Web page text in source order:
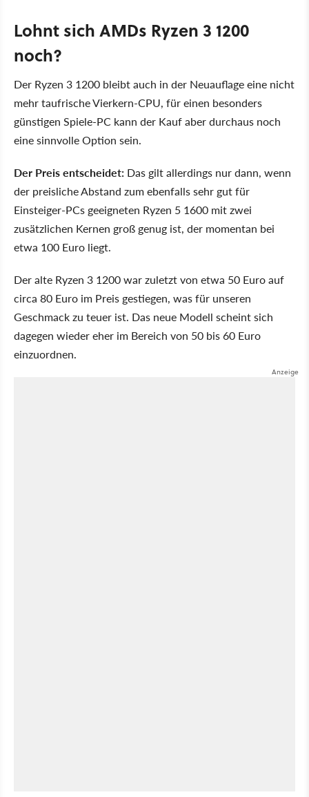
Lohnt sich AMDs Ryzen 3 1200
noch?
Der Ryzen 3 1200 bleibt auch in der Neuauflage eine nicht
mehr taufrische Vierkern-CPU, für einen besonders
günstigen Spiele-PC kann der Kauf aber durchaus noch
eine sinnvolle Option sein.
Der Preis entscheidet: Das gilt allerdings nur dann, wenn
der preisliche Abstand zum ebenfalls sehr gut für
Einsteiger-PCs geeigneten Ryzen 5 1600 mit zwei
zusätzlichen Kernen groß genug ist, der momentan bei
etwa 100 Euro liegt.
Der alte Ryzen 3 1200 war zuletzt von etwa 50 Euro auf
circa 80 Euro im Preis gestiegen, was für unseren
Geschmack zu teuer ist. Das neue Modell scheint sich
dagegen wieder eher im Bereich von 50 bis 60 Euro
einzuordnen.